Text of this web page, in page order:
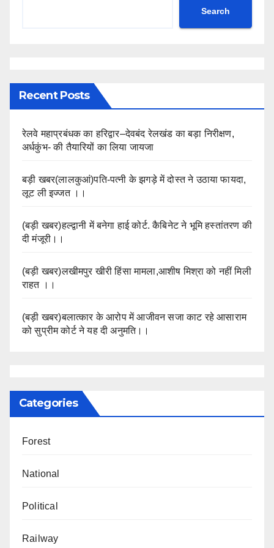
Search
Recent Posts
रेलवे महाप्रबंधक का हरिद्वार–देवबंद रेलखंड का बड़ा निरीक्षण,
अर्धकुंभ- की तैयारियों का लिया जायजा
बड़ी खबर(लालकुआं)पति-पत्नी के झगड़े में दोस्त ने उठाया फायदा,
लूट ली इज्जत ।।
(बड़ी खबर)हल्द्वानी में बनेगा हाई कोर्ट. कैबिनेट ने भूमि हस्तांतरण की
दी मंजूरी।।
(बड़ी खबर)लखीमपुर खीरी हिंसा मामला,आशीष मिश्रा को नहीं मिली
राहत ।।
(बड़ी खबर)बलात्कार के आरोप में आजीवन सजा काट रहे आसाराम
को सुप्रीम कोर्ट ने यह दी अनुमति।।
Categories
Forest
National
Political
Railway